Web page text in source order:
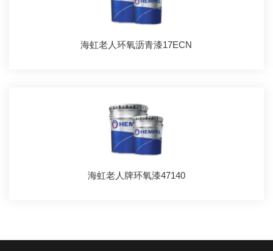
海虹老人环氧沥青漆17ECN
海虹老人牌环氧漆47140